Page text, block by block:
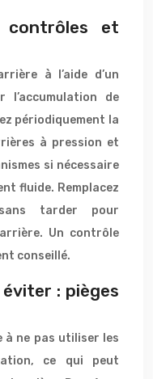
contrôles et
à l’aide d’un
l’accumulation de
périodiquement la
à pression et
si nécessaire
fluide. Remplacez
tarder pour
Un contrôle
conseillé.
: pièges
ne pas utiliser les
ce qui peut